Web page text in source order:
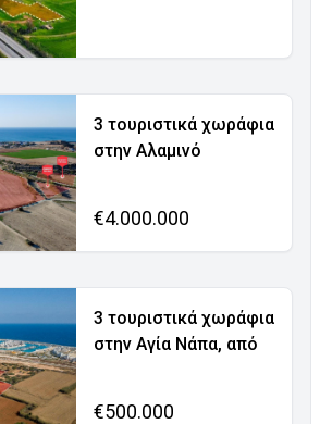
3 τουριστικά χωράφια
στην Αλαμινό
€4.000.000
3 τουριστικά χωράφια
στην Αγία Νάπα, από
€500.000